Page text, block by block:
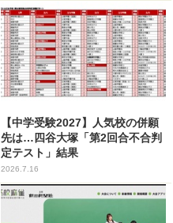
【中学受験2027】人気校の併願
先は…四谷大塚「第2回合不合判
定テスト」結果
2026.7.16